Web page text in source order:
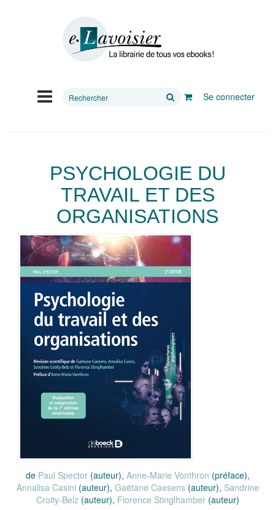
Rechercher
Se connecter
PSYCHOLOGIE DU
TRAVAIL ET DES
ORGANISATIONS
de Paul Spector(auteur), Anne-Marie Vonthron (préface),
Annalisa Casini(auteur), Gaëtane Caesens(auteur), Sandrine
Croity-Belz(auteur), Florence Stinglhamber(auteur)